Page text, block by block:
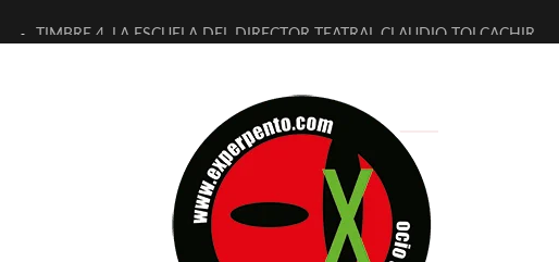
TIMBRE 4, LA ESCUELA DEL DIRECTOR TEATRAL CLAUDIO TOLCACHIR
MILITARES JUDÍAS EN #EXVITA
D’BALDOMEROS REINVENTAN [BITÁCORA 3.0] EN EXVITA
MARSHALL FLASH PRESENTA EN EXVITA [RELATIVA SENCILLEZ]
JOFRE BARDAGÍ EN EXVITA INTERPRETANDO A SERRAT